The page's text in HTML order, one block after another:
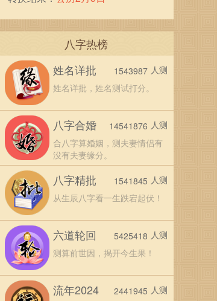
八字热榜
姓名详批
姓名详批，姓名测试打分。
1543987 人测
八字合婚
合八字算婚姻，测夫妻情侣有
没有夫妻缘分。
14541876 人测
八字精批
从生辰八字看一生跌宕起伏！
1541845 人测
六道轮回
测算前世因，揭开今生果！
5425418 人测
流年2024 2441945 人测